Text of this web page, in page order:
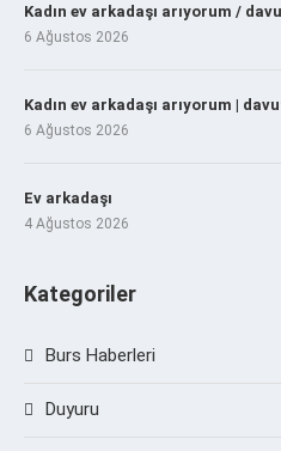
Kadın ev arkadaşı arıyorum /
6 Ağustos 2026
Kadın ev arkadaşı arıyorum |
6 Ağustos 2026
Ev arkadaşı
4 Ağustos 2026
Kategoriler
Burs Haberleri
Duyuru